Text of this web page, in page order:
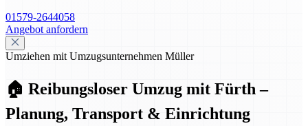
01579-2644058
Angebot anfordern
Umziehen mit Umzugsunternehmen Müller
🏠 Reibungsloser Umzug mit Fürth –
Planung, Transport & Einrichtung